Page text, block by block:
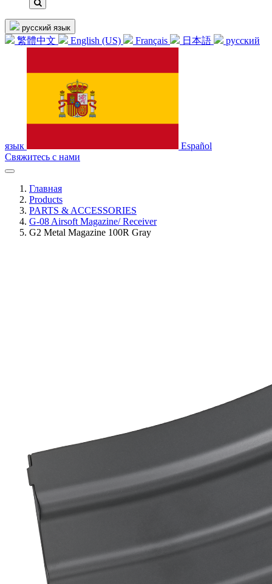
русский язык
繁體中文 English (US) Français 日本語 русский
язык
Español
Свяжитесь с нами
Главная
Products
PARTS & ACCESSORIES
G-08 Airsoft Magazine/ Receiver
G2 Metal Magazine 100R Gray